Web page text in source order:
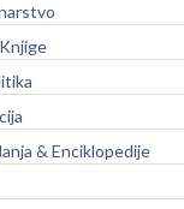
& Enciklopedije